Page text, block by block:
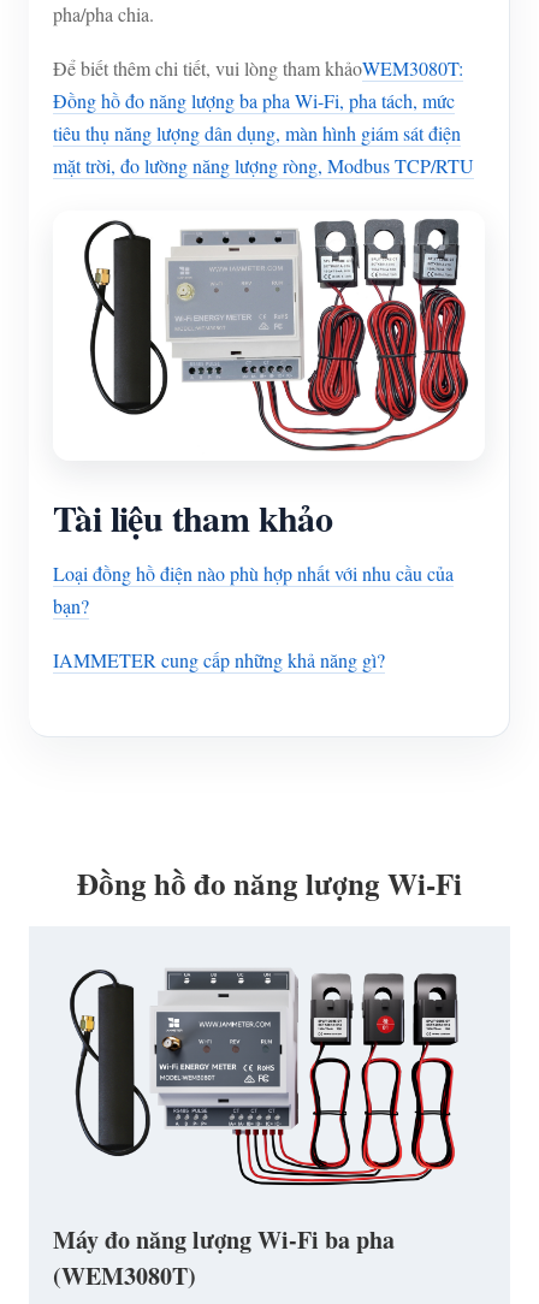
pha/pha chia.
Để biết thêm chi tiết, vui lòng tham khảoWEM3080T:
Đồng hồ đo năng lượng ba pha Wi-Fi, pha tách, mức
tiêu thụ năng lượng dân dụng, màn hình giám sát điện
mặt trời, đo lường năng lượng ròng, Modbus TCP/RTU
Tài liệu tham khảo
Loại đồng hồ điện nào phù hợp nhất với nhu cầu của
bạn?
IAMMETER cung cấp những khả năng gì?
Đồng hồ đo năng lượng Wi-Fi
Máy đo năng lượng Wi-Fi ba pha
(WEM3080T)